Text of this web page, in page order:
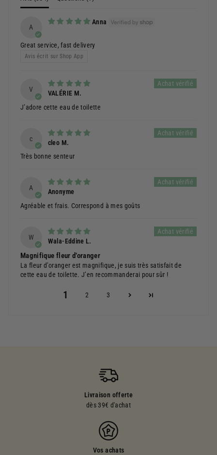
A
Anna
Great service, fast delivery
Avis écrit sur Shop App
V
VALÉRIE M.
J’adore cette eau de toilette
c
cleo M.
Très bonne senteur
A
Anonyme
Agréable et frais. Correspond à mes goûts
W
Wala-Eddine L.
Magnifique fleur d’oranger
La fleur d’oranger est magnifique, je suis très satisfait de
cette eau de toilette. J’en recommanderai pour sûr !
1 2 3
Livraison offerte
dès 39€ d'achat
Vos achats